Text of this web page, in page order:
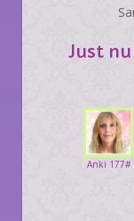
Just
Anki 177#